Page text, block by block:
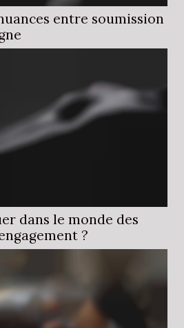
entre soumission
dans le monde des
?